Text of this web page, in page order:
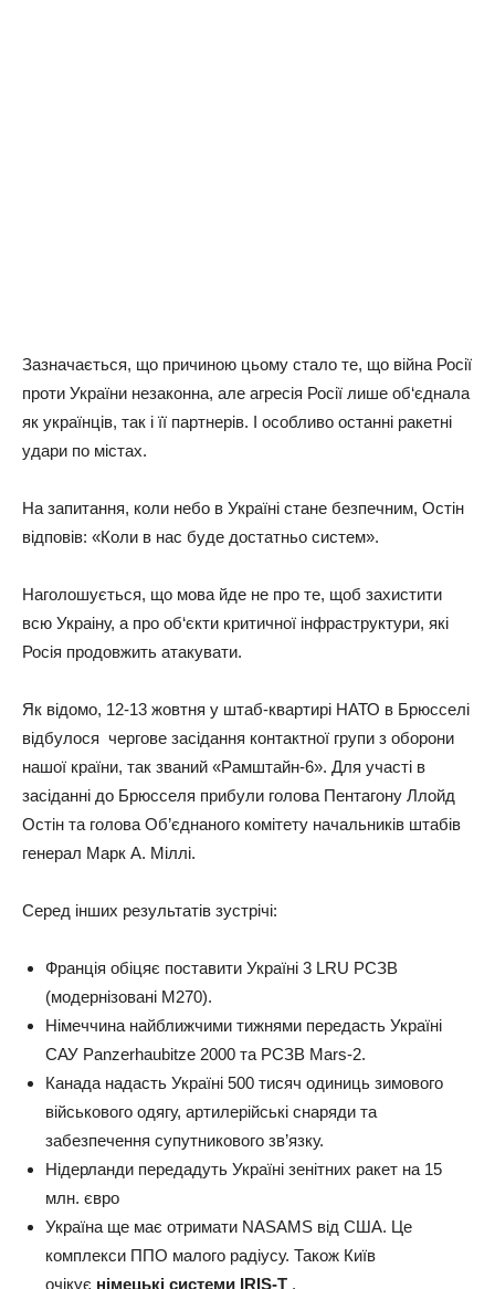
Зазначається, що причиною цьому стало те, що війна Росії
проти України незаконна, але агресія Росії лише об‘єднала
як українців, так і її партнерів. І особливо останні ракетні
удари по містах.
На запитання, коли небо в Україні стане безпечним, Остін
відповів: «Коли в нас буде достатньо систем».
Наголошується, що мова йде не про те, щоб захистити
всю Украіну, а про об‘єкти критичної інфраструктури, які
Росія продовжить атакувати.
Як відомо, 12-13 жовтня у штаб-квартирі НАТО в Брюсселі
відбулося чергове засідання контактної групи з оборони
нашої країни, так званий «Рамштайн-6». Для участі в
засіданні до Брюсселя прибули голова Пентагону Ллойд
Остін та голова Об’єднаного комітету начальників штабів
генерал Марк А. Міллі.
Серед інших результатів зустрічі:
Франція обіцяє поставити Україні 3 LRU РСЗВ
(модернізовані M270).
Німеччина найближчими тижнями передасть Україні
САУ Panzerhaubitze 2000 та РСЗВ Mars-2.
Канада надасть Україні 500 тисяч одиниць зимового
військового одягу, артилерійські снаряди та
забезпечення супутникового зв’язку.
Нідерланди передадуть Україні зенітних ракет на 15
млн. євро
Україна ще має отримати NASAMS від США. Це
комплекси ППО малого радіусу. Також Київ
очікує німецькі системи IRIS-Т .